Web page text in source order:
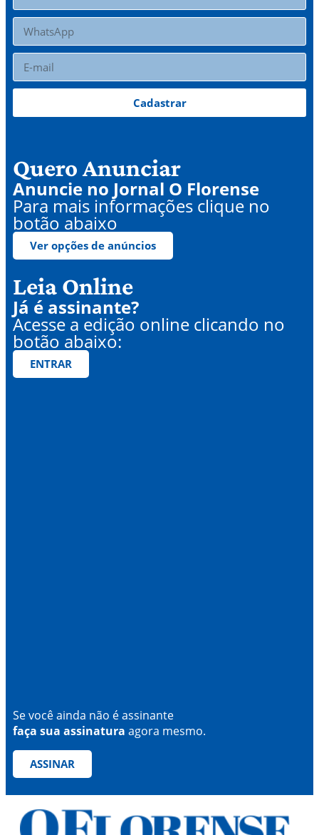
Cadastrar
Quero Anunciar
Anuncie no Jornal O Florense
Para mais informações clique no
botão abaixo
Ver opções de anúncios
Leia Online
Já é assinante?
Acesse a edição online clicando no
botão abaixo:
ENTRAR
Se você ainda não é assinante
faça sua assinatura agora mesmo.
ASSINAR